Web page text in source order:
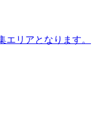
リアとなります。